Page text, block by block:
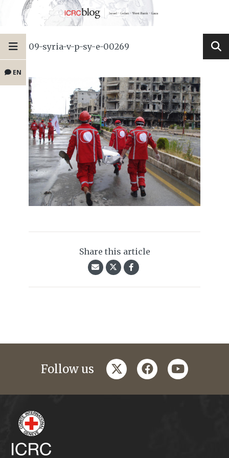
EN
09-syria-v-p-sy-e-00269
Share this article
Follow us twitterfacebookyoutube